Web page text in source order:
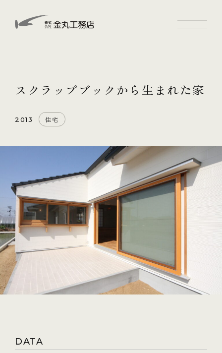
スクラップブックから生まれた家
2013 住宅
DATA